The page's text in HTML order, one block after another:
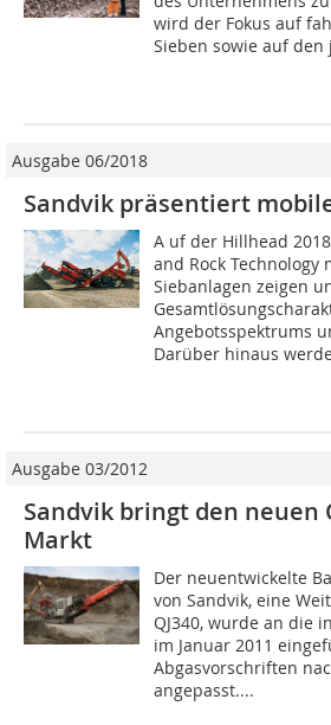
wird der Fokus auf
Sieben sowie auf den
Ausgabe 06/2018
Sandvik präsentiert
A uf der Hillhead
and Rock
Siebanlagen zeigen
Angebotsspektrums
Darüber hinaus
Ausgabe 03/2012
Sandvik bringt den neuen
Markt
Der neuentwickelte
von Sandvik, eine
QJ340, wurde an die
im Januar 2011
Abgasvorschriften
angepasst....